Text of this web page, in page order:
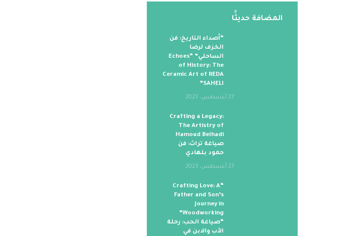
المضافة حديثََا
“أصداء التاريخ: فن
الخزف لرضا
الساحلي” “Echoes
of History: The
Ceramic Art of REDA
SAHELI”
27 أغسطس، 2023
Crafting a Legacy:
The Artistry of
Hamoud Belhadi
صياغة تراث: فن
حمود بلهادي
27 أغسطس، 2023
“Crafting Love: A
Father and Son’s
Journey in
Woodworking”
“صياغة الحب: رحلة
الأب والابن في